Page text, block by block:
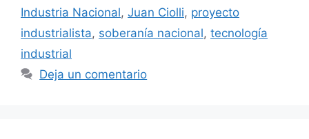
Industria Nacional, Juan Ciolli, proyecto
industrialista, soberanía nacional, tecnología
industrial
Deja un comentario